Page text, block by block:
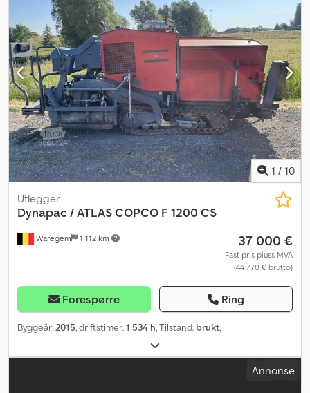
1 / 10
Waregem 1 112 km
Utlegger
Dynapac / ATLAS COPCO F 1200 CS
37 000 €
Fast pris pluss MVA
(44 770 € brutto)
Forespørre Ring
Byggeår: 2015, driftstimer:1 534 h, Tilstand: brukt,
Annonse